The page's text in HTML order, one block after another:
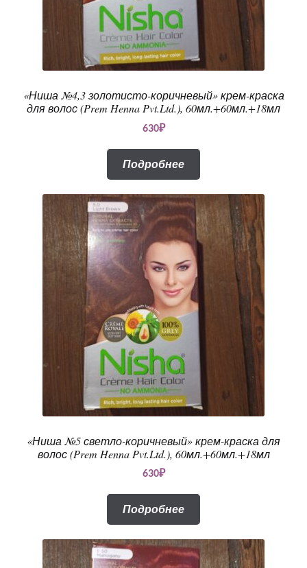
«Ниша №4,3 золотисто-коричневый» крем-краска
для волос (Prem Henna Pvt.Ltd.), 60мл.+60мл.+18мл
630₽
Подробнее
«Ниша №5 светло-коричневый» крем-краска для
волос (Prem Henna Pvt.Ltd.), 60мл.+60мл.+18мл
630₽
Подробнее